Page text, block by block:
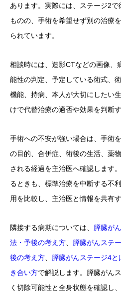
あります。実際には、ステージ2
ものの、手術を希望せず別の治療
られています。
相談時には、造影CTなどの画像、
能性の判定、予定している術式、
機能、持病、本人が大切にしたい
けで代替治療の適否や効果を判断
手術への不安が強い場合は、手術
の目的、合併症、術後の生活、薬
される経過を主治医へ確認します
るときも、標準治療を中断する不
用を比較し、主治医と情報を共有
隣接する病期については、 膵臓が
法・予後の考え方
膵臓がんステ
後の考え方
膵臓がんステージ4
き合い方で解説します。膵臓がん
く切除可能性と全身状態を確認し